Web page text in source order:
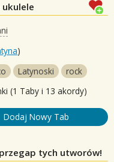
ukulele
)
Latynoski
rock
(1 Taby i 13 akordy)
Dodaj Nowy Tab
tych utworów!